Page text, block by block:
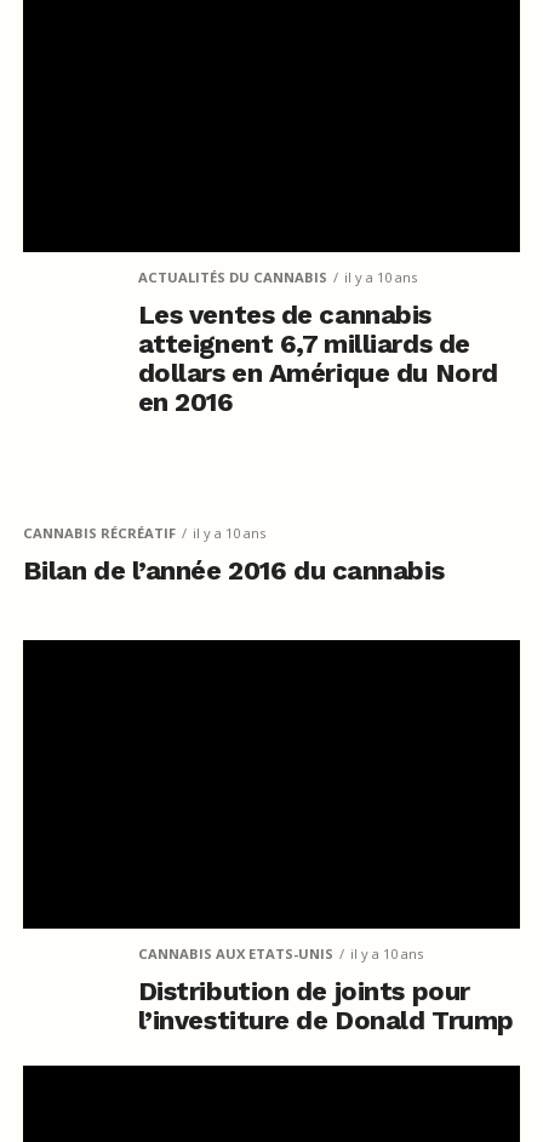
ACTUALITÉS DU CANNABIS il y a 10 ans
Les ventes de cannabis
atteignent 6,7 milliards de
dollars en Amérique du Nord
en 2016
CANNABIS RÉCRÉATIF il y a 10 ans
Bilan de l’année 2016 du cannabis
CANNABIS AUX ETATS-UNIS il y a 10 ans
Distribution de joints pour
l’investiture de Donald Trump